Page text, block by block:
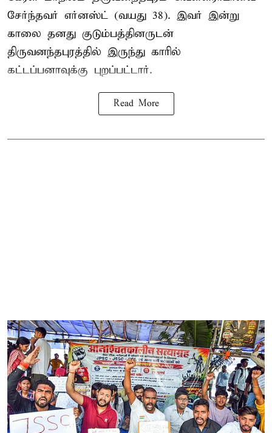
சேர்ந்தவர் எர்னஸ்ட் (வயது 38). இவர் இன்று
காலை தனது குடும்பத்தினருடன்
திருவனந்தபுரத்தில் இருந்து காரில்
கட்டப்பனாவுக்கு புறப்பட்டார்.
Read More